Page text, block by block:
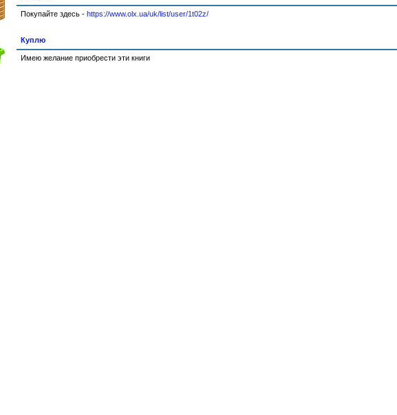
Покупайте здесь - https://www.olx.ua/uk/list/user/1t02z/
Куплю
Имею желание приобрести эти книги